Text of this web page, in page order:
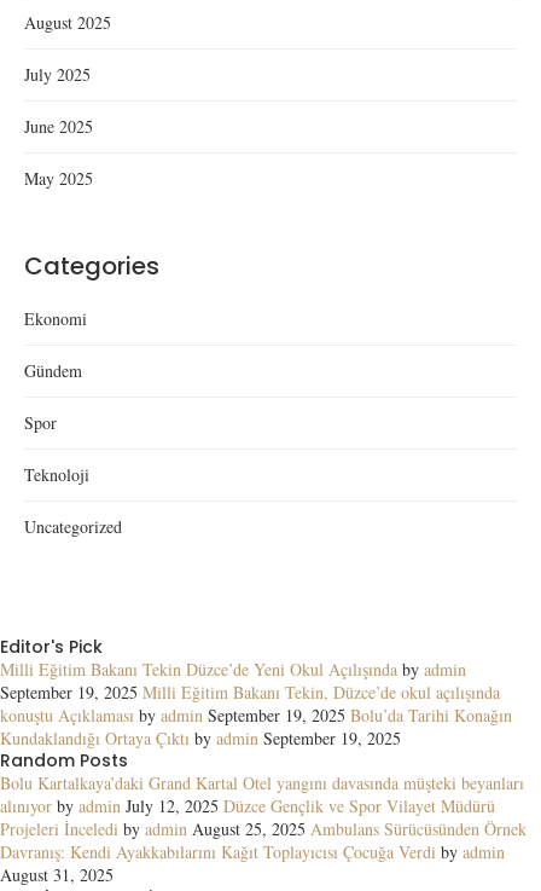
August 2025
July 2025
June 2025
May 2025
Categories
Ekonomi
Gündem
Spor
Teknoloji
Uncategorized
Editor's Pick
Milli Eğitim Bakanı Tekin Düzce’de Yeni Okul Açılışında by admin
September 19, 2025 Milli Eğitim Bakanı Tekin, Düzce’de okul açılışında
konuştu Açıklaması by admin September 19, 2025 Bolu’da Tarihi Konağın
Kundaklandığı Ortaya Çıktı by admin September 19, 2025
Random Posts
Bolu Kartalkaya’daki Grand Kartal Otel yangını davasında müşteki beyanları
alınıyor by admin July 12, 2025 Düzce Gençlik ve Spor Vilayet Müdürü
Projeleri İnceledi by admin August 25, 2025 Ambulans Sürücüsünden Örnek
Davranış: Kendi Ayakkabılarını Kağıt Toplayıcısı Çocuğa Verdi by admin
August 31, 2025